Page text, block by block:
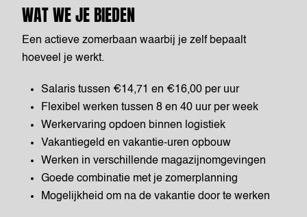
WAT WE JE BIEDEN
Een actieve zomerbaan waarbij je zelf bepaalt
hoeveel je werkt.
Salaris tussen €14,71 en €16,00 per uur
Flexibel werken tussen 8 en 40 uur per week
Werkervaring opdoen binnen logistiek
Vakantiegeld en vakantie-uren opbouw
Werken in verschillende magazijnomgevingen
Goede combinatie met je zomerplanning
Mogelijkheid om na de vakantie door te werken